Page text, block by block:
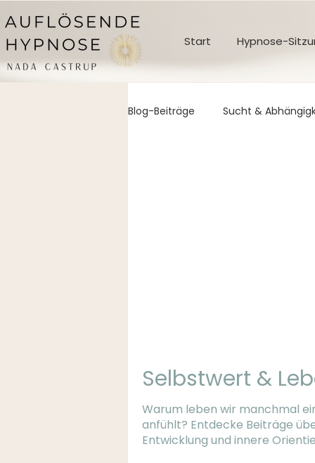
Start Hypnose-
Blog-Beiträge Sucht &
Selbstwert &
Warum leben wir manchmal
anfühlt? Entdecke Beiträge
Entwicklung und innere